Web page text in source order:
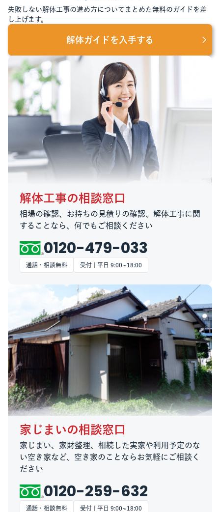
失敗しない解体工事の進め方についてまとめた無料のガイドを差
し上げます。
解体ガイドを入手する
解体工事の相談窓口
相場の確認、お持ちの見積りの確認、解体工事に関
することなら、何でもご相談ください
0120-479-033
通話・相談無料 受付 | 平日 9:00~18:00
家じまいの相談窓口
家じまい、家財整理、相続した実家や利用予定のな
い空き家など、空き家のことならお気軽にご相談く
ださい
0120-259-632
通話・相談無料 受付 | 平日 9:00~18:00